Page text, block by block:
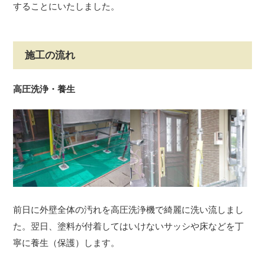
することにいたしました。
施工の流れ
高圧洗浄・養生
前日に外壁全体の汚れを高圧洗浄機で綺麗に洗い流しまし
た。翌日、塗料が付着してはいけないサッシや床などを丁
寧に養生（保護）します。